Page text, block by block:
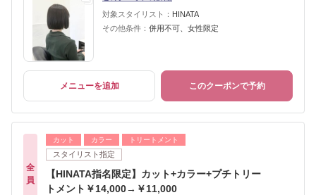
対象スタイリスト： HINATA
その他条件： 併用不可、女性限定
メニューを追加 このクーポンで予約
全
員
カット カラー トリートメント
スタイリスト指定
【HINATA指名限定】カット+カラー+プチトリー
トメント￥14,000→￥11,000